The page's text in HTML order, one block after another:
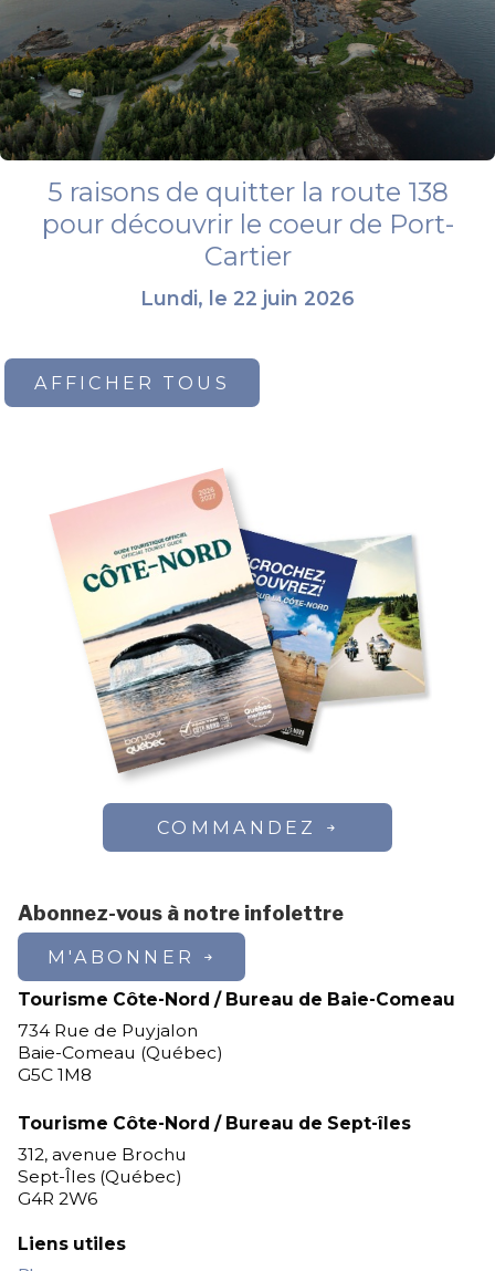
5 raisons de quitter la route 138
pour découvrir le coeur de Port-
Cartier
Lundi, le 22 juin 2026
AFFICHER TOUS
COMMANDEZ
Abonnez-vous à notre infolettre
M'ABONNER
Tourisme Côte-Nord / Bureau de Baie-Comeau
734 Rue de Puyjalon
Baie-Comeau (Québec)
G5C 1M8
Tourisme Côte-Nord / Bureau de Sept-îles
312, avenue Brochu
Sept-Îles (Québec)
G4R 2W6
Liens utiles